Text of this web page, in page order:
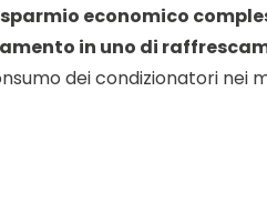
economico
in uno di
dei condizionatori nei